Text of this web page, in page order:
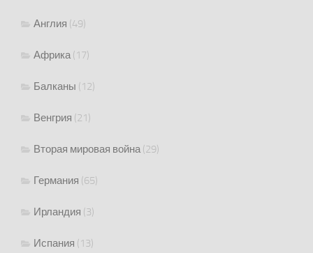
Англия (49)
Африка(17)
Балканы (12)
Венгрия (21)
Вторая мировая война(29)
Германия (65)
Ирландия (3)
Испания (13)